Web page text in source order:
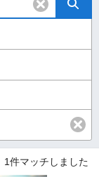
1件マッチしました